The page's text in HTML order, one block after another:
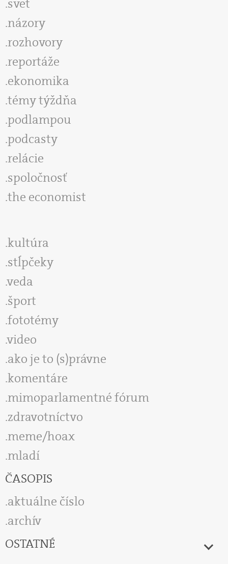
svet
názory
rozhovory
reportáže
ekonomika
témy týždňa
podlampou
podcasty
relácie
spoločnosť
the economist
kultúra
stĺpčeky
veda
šport
fototémy
video
ako je to (s)právne
komentáre
mimoparlamentné fórum
zdravotníctvo
meme/hoax
mladí
ČASOPIS
aktuálne číslo
archív
OSTATNÉ